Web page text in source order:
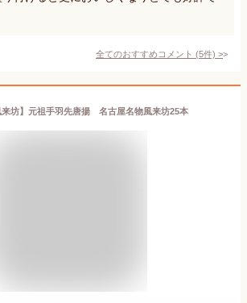
全てのおすすめコメント (5件) >
来坊】元祖手羽先唐揚 名古屋名物風来坊25本